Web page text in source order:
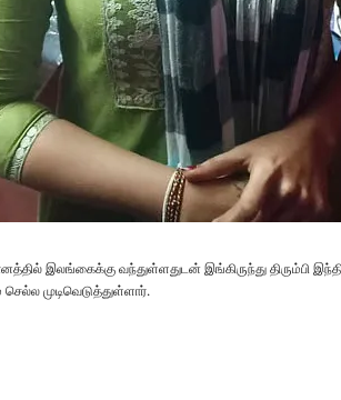
இலங்கைக்கு வந்துள்ளதுடன் இங்கிருந்து திரும்பி
முடிவெடுத்துள்ளார்.